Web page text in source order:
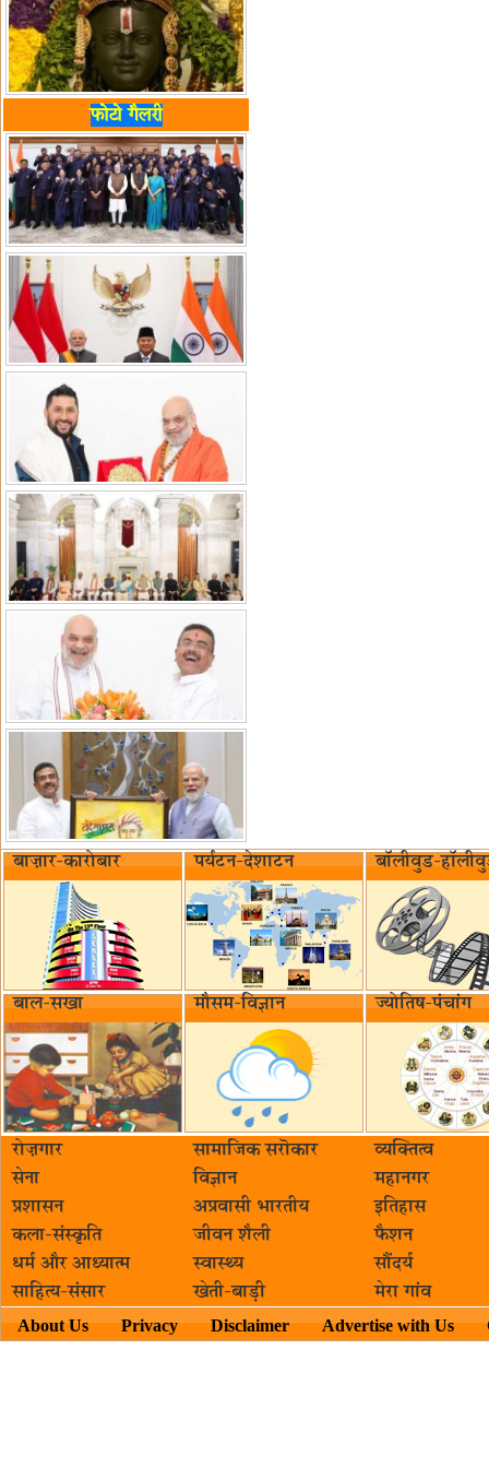
फोटो गैलरी
बाज़ार-कारोबार पर्यटन-देशाटन बॉलीवुड-
बाल-सखा मौसम-विज्ञान ज्योतिष-पंचांग
रोज़गार सामाजिक सरॊकार‌
व्यक्तित्व
सेना
विज्ञान
महानगर
प्रशासन
अप्रवासी भारतीय
इतिहास
कला-संस्कृति
जीवन शैली
फैशन
धर्म और आध्यात्म
स्वास्थ्य
सौंदर्य
साहित्य-संसार
खेती-बाड़ी मेरा गांव
About Us Privacy Disclaimer Advertise with Us